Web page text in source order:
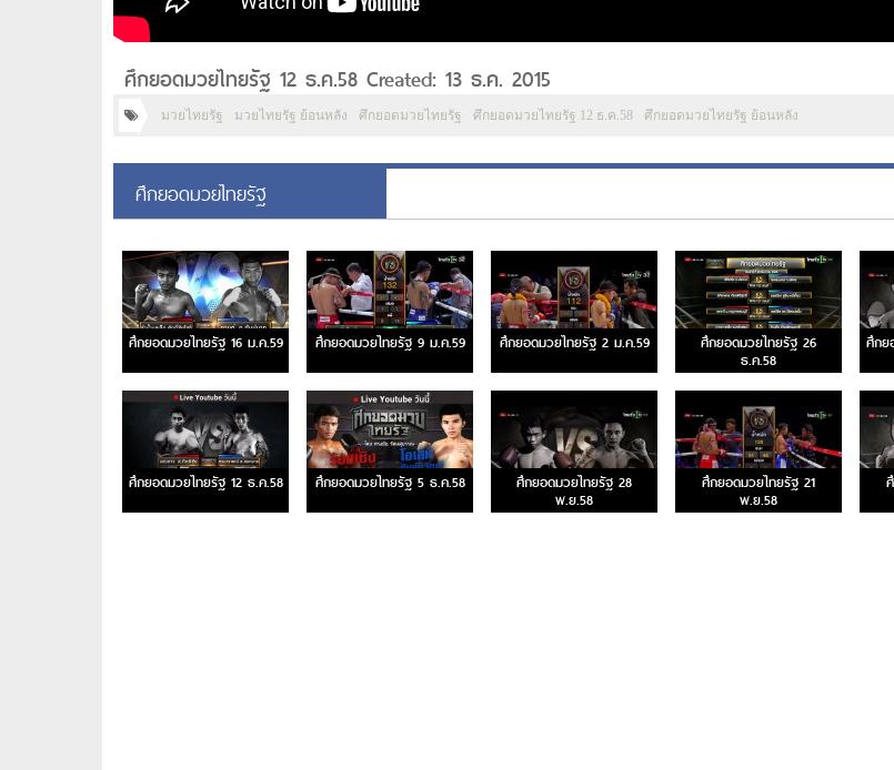
ศึกยอดมวยไทยรัฐ 12 ธ.ค.58 Created: 13 ธ.ค. 2015
มวยไทยรัฐ มวยไทยรัฐ ย้อนหลัง ศึกยอดมวยไทยรัฐ ศึกยอดมวยไทยรัฐ 12 ธ.ค.58 ศึกยอดมวยไทยรัฐ ย้อนหลัง
ศึกยอดมวยไทยรัฐ
ศึกยอดมวยไทยรัฐ 16 ม.ค.59 ศึกยอดมวยไทยรัฐ 9 ม.ค.59 ศึกยอดมวยไทยรัฐ 2 ม.ค.59
ศึกยอดมวยไทยรัฐ 26
ธ.ค.58
ศึกย
ศึกยอดมวยไทยรัฐ 12 ธ.ค.58 ศึกยอดมวยไทยรัฐ 5 ธ.ค.58
ศึกยอดมวยไทยรัฐ 28
พ.ย.58
ศึกยอดมวยไทยรัฐ 21
พ.ย.58